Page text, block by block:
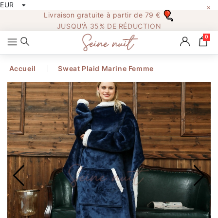
EUR
Livraison gratuite à partir de 79 €
JUSQU'À 35% DE RÉDUCTION
×
0
Categories
PYJAMA FEMME
PYJAMA HOMME
PYJAMA NOEL
COMBI PYJAMA
PYJAMA ENFANT
Accueil Sweat Plaid Marine Femme